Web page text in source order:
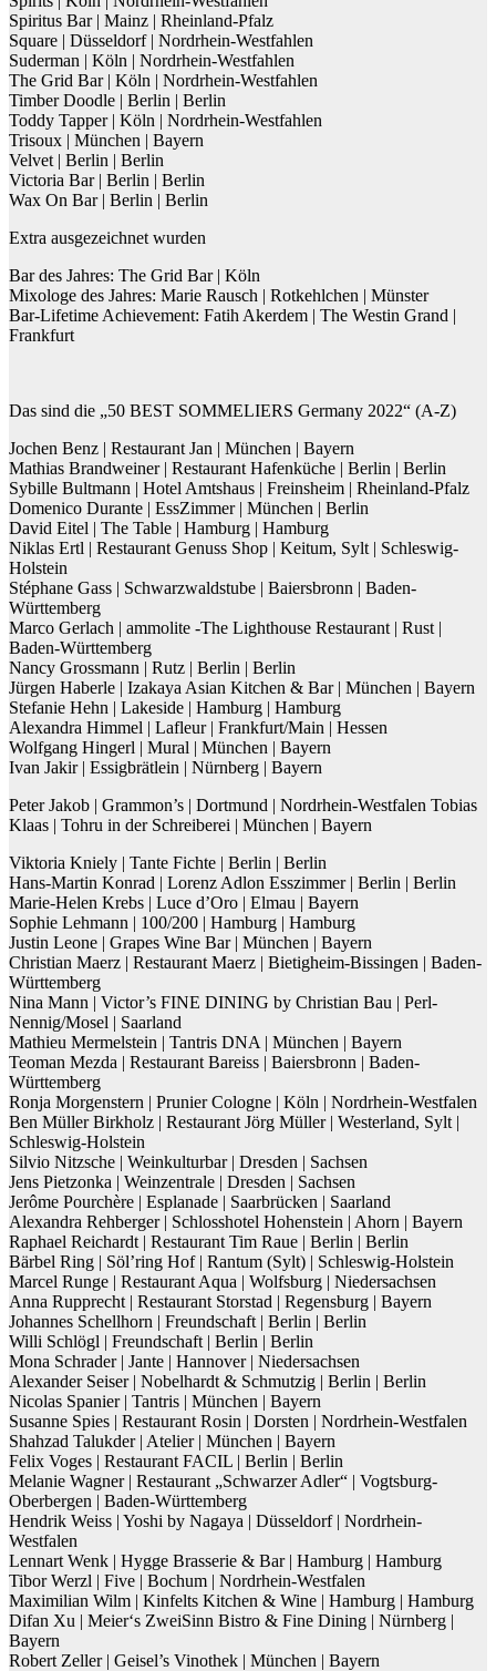
Spiritus Bar | Mainz | Rheinland-Pfalz
Square | Düsseldorf | Nordrhein-Westfahlen
Suderman | Köln | Nordrhein-Westfahlen
The Grid Bar | Köln | Nordrhein-Westfahlen
Timber Doodle | Berlin | Berlin
Toddy Tapper | Köln | Nordrhein-Westfahlen
Trisoux | München | Bayern
Velvet | Berlin | Berlin
Victoria Bar | Berlin | Berlin
Wax On Bar | Berlin | Berlin
Extra ausgezeichnet wurden
Bar des Jahres: The Grid Bar | Köln
Mixologe des Jahres: Marie Rausch | Rotkehlchen | Münster
Bar-Lifetime Achievement: Fatih Akerdem | The Westin Grand |
Frankfurt
Das sind die „50 BEST SOMMELIERS Germany 2022“ (A-Z)
Jochen Benz | Restaurant Jan | München | Bayern
Mathias Brandweiner | Restaurant Hafenküche | Berlin | Berlin
Sybille Bultmann | Hotel Amtshaus | Freinsheim | Rheinland-Pfalz
Domenico Durante | EssZimmer | München | Berlin
David Eitel | The Table | Hamburg | Hamburg
Niklas Ertl | Restaurant Genuss Shop | Keitum, Sylt | Schleswig-
Holstein
Stéphane Gass | Schwarzwaldstube | Baiersbronn | Baden-
Württemberg
Marco Gerlach | ammolite -The Lighthouse Restaurant | Rust |
Baden-Württemberg
Nancy Grossmann | Rutz | Berlin | Berlin
Jürgen Haberle | Izakaya Asian Kitchen & Bar | München | Bayern
Stefanie Hehn | Lakeside | Hamburg | Hamburg
Alexandra Himmel | Lafleur | Frankfurt/Main | Hessen
Wolfgang Hingerl | Mural | München | Bayern
Ivan Jakir | Essigbrätlein | Nürnberg | Bayern
Peter Jakob | Grammon’s | Dortmund | Nordrhein-Westfalen Tobias
Klaas | Tohru in der Schreiberei | München | Bayern
Viktoria Kniely | Tante Fichte | Berlin | Berlin
Hans-Martin Konrad | Lorenz Adlon Esszimmer | Berlin | Berlin
Marie-Helen Krebs | Luce d’Oro | Elmau | Bayern
Sophie Lehmann | 100/200 | Hamburg | Hamburg
Justin Leone | Grapes Wine Bar | München | Bayern
Christian Maerz | Restaurant Maerz | Bietigheim-Bissingen | Baden-
Württemberg
Nina Mann | Victor’s FINE DINING by Christian Bau | Perl-
Nennig/Mosel | Saarland
Mathieu Mermelstein | Tantris DNA | München | Bayern
Teoman Mezda | Restaurant Bareiss | Baiersbronn | Baden-
Württemberg
Ronja Morgenstern | Prunier Cologne | Köln | Nordrhein-Westfalen
Ben Müller Birkholz | Restaurant Jörg Müller | Westerland, Sylt |
Schleswig-Holstein
Silvio Nitzsche | Weinkulturbar | Dresden | Sachsen
Jens Pietzonka | Weinzentrale | Dresden | Sachsen
Jerôme Pourchère | Esplanade | Saarbrücken | Saarland
Alexandra Rehberger | Schlosshotel Hohenstein | Ahorn | Bayern
Raphael Reichardt | Restaurant Tim Raue | Berlin | Berlin
Bärbel Ring | Söl’ring Hof | Rantum (Sylt) | Schleswig-Holstein
Marcel Runge | Restaurant Aqua | Wolfsburg | Niedersachsen
Anna Rupprecht | Restaurant Storstad | Regensburg | Bayern
Johannes Schellhorn | Freundschaft | Berlin | Berlin
Willi Schlögl | Freundschaft | Berlin | Berlin
Mona Schrader | Jante | Hannover | Niedersachsen
Alexander Seiser | Nobelhardt & Schmutzig | Berlin | Berlin
Nicolas Spanier | Tantris | München | Bayern
Susanne Spies | Restaurant Rosin | Dorsten | Nordrhein-Westfalen
Shahzad Talukder | Atelier | München | Bayern
Felix Voges | Restaurant FACIL | Berlin | Berlin
Melanie Wagner | Restaurant „Schwarzer Adler“ | Vogtsburg-
Oberbergen | Baden-Württemberg
Hendrik Weiss | Yoshi by Nagaya | Düsseldorf | Nordrhein-
Westfalen
Lennart Wenk | Hygge Brasserie & Bar | Hamburg | Hamburg
Tibor Werzl | Five | Bochum | Nordrhein-Westfalen
Maximilian Wilm | Kinfelts Kitchen & Wine | Hamburg | Hamburg
Difan Xu | Meier‘s ZweiSinn Bistro & Fine Dining | Nürnberg |
Bayern
Robert Zeller | Geisel’s Vinothek | München | Bayern